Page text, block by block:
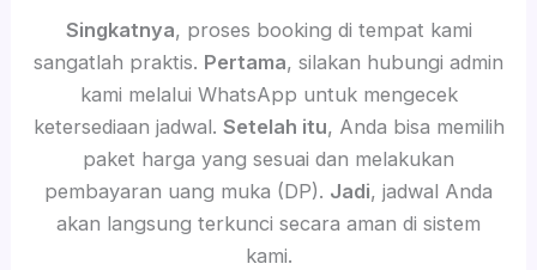
Singkatnya, proses booking di tempat kami
sangatlah praktis. Pertama, silakan hubungi admin
kami melalui WhatsApp untuk mengecek
ketersediaan jadwal. Setelah itu, Anda bisa memilih
paket harga yang sesuai dan melakukan
pembayaran uang muka (DP). Jadi, jadwal Anda
akan langsung terkunci secara aman di sistem
kami.